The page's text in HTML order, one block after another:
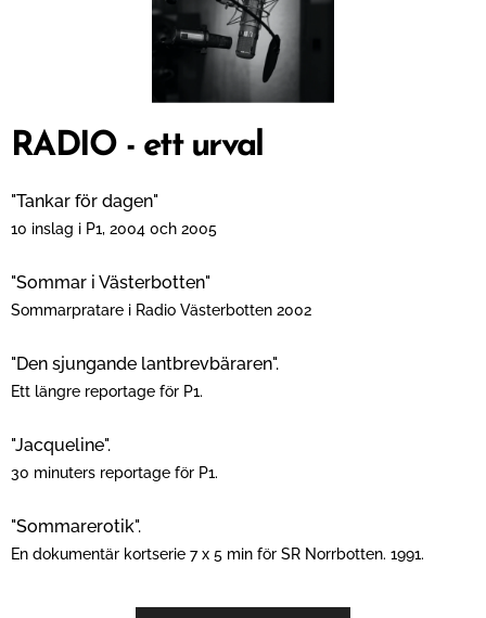
RADIO - ett urval
"Tankar för dagen"
10 inslag i P1, 2004 0ch 2005
"Sommar i Västerbotten"
Sommarpratare i Radio Västerbotten 2002
"Den sjungande lantbrevbäraren".
Ett längre reportage för P1.
"Jacqueline".
30 minuters reportage för P1.
"Sommarerotik".
En dokumentär kortserie 7 x 5 min för SR Norrbotten. 1991.